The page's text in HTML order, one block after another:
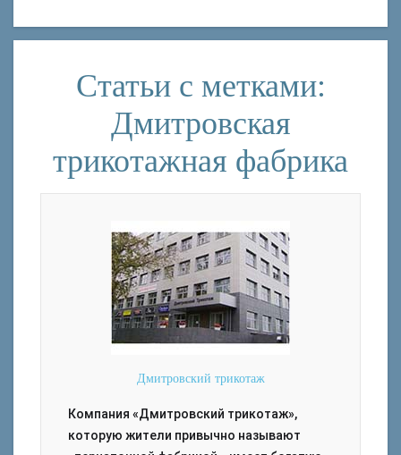
Статьи с метками:
Дмитровская
трикотажная фабрика
Дмитровский трикотаж
Компания «Дмитровский трикотаж»,
которую жители привычно называют